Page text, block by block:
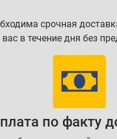
срочная
вас в течение дня без
по факту